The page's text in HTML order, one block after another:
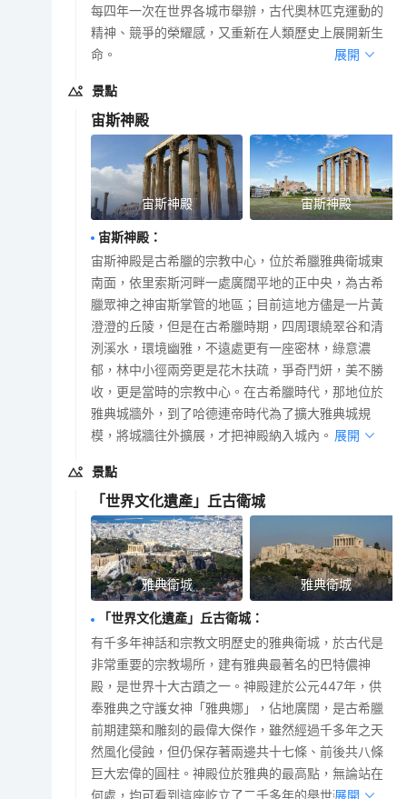
每四年一次在世界各城市舉辦，古代奧林匹克運動的
精神、競爭的榮耀感，又重新在人類歷史上展開新生
命。
展開
景點
宙斯神殿
宙斯神殿 宙斯神殿
宙斯神殿 ：
宙斯神殿是古希臘的宗教中心，位於希臘雅典衛城東
南面，依里索斯河畔一處廣闊平地的正中央，為古希
臘眾神之神宙斯掌管的地區；目前這地方儘是一片黃
澄澄的丘陵，但是在古希臘時期，四周環繞翠谷和清
洌溪水，環境幽雅，不遠處更有一座密林，綠意濃
郁，林中小徑兩旁更是花木扶疏，爭奇鬥妍，美不勝
收，更是當時的宗教中心。在古希臘時代，那地位於
雅典城牆外，到了哈德連帝時代為了擴大雅典城規
模，將城牆往外擴展，才把神殿納入城內。 展開
景點
「世界文化遺產」丘古衛城
雅典衛城 雅典衛城
「世界文化遺產」丘古衛城：
有千多年神話和宗教文明歷史的雅典衛城，於古代是
非常重要的宗教場所，建有雅典最著名的巴特儂神
殿，是世界十大古蹟之一。神殿建於公元447年，供
奉雅典之守護女神「雅典娜」，佔地廣闊，是古希臘
前期建築和雕刻的最偉大傑作，雖然經過千多年之天
然風化侵蝕，但仍保存著兩邊共十七條、前後共八條
巨大宏偉的圓柱。神殿位於雅典的最高點，無論站在
何處，均可看到這座屹立了二千多年的舉世建築。
展開